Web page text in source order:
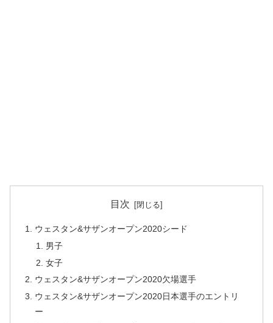
目次
ウェスタン&サザンオープン2020シード
男子
女子
ウェスタン&サザンオープン2020欠場選手
ウェスタン&サザンオープン2020日本選手のエントリ
ー